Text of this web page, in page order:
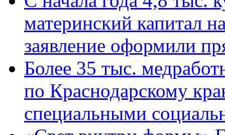
материнский капитал
заявление оформили
Более 35 тыс.
по Краснодарскому
специальными